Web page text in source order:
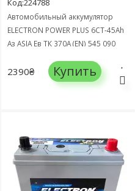
Код:224788
Автомобильный аккумулятор
ELECTRON POWER PLUS 6СТ-45Ah
Аз ASIA Ев ТК 370А (EN) 545 090
2390₴ Купить